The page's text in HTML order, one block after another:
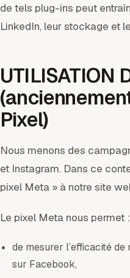
de tels plug-ins peut
LinkedIn, leur stockage et
UTILISATION
Pixel)
Nous menons des
et Instagram. Dans ce
pixel Meta » à notre site
Le pixel Meta nous permet :
de mesurer l’efficacité
sur Facebook,